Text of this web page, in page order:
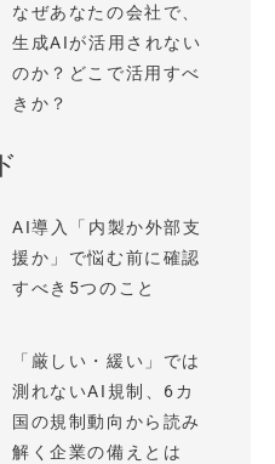
なぜあなたの会社で、
生成AIが活用されない
のか？どこで活用すべ
きか？
AI導入「内製か外部支
援か」で悩む前に確認
すべき5つのこと
「厳しい・緩い」では
測れないAI規制、6カ
国の規制動向から読み
解く企業の備えとは